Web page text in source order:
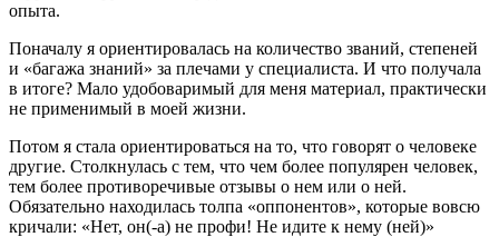
опыта.
Поначалу я ориентировалась на количество званий, степеней
и «багажа знаний» за плечами у специалиста. И что получала
в итоге? Мало удобоваримый для меня материал, практически
не применимый в моей жизни.
Потом я стала ориентироваться на то, что говорят о человеке
другие. Cтолкнулась с тем, что чем более популярен человек,
тем более противоречивые отзывы о нем или о ней.
Обязательно находилась толпа «оппонентов», которые вовсю
кричали: «Нет, он(-а) не профи! Не идите к нему (ней)»